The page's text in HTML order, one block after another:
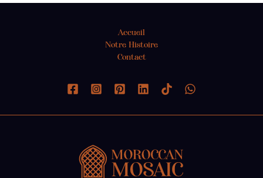
Accueil
Notre Histoire
Contact